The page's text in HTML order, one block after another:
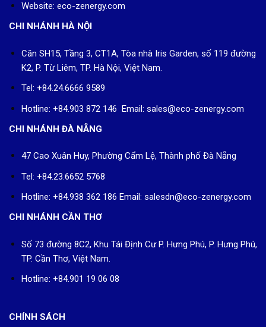
Website: eco-zenergy.com
CHI NHÁNH HÀ NỘI
Căn SH15, Tầng 3, CT1A, Tòa nhà Iris Garden, số 119 đường
K2, P. Từ Liêm, TP. Hà Nội, Việt Nam.
Tel: +84.24.6666 9589
Hotline: +84.903 872 146 Email: sales@eco-zenergy.com
CHI NHÁNH ĐÀ NẴNG
47 Cao Xuân Huy, Phường Cẩm Lệ, Thành phố Đà Nẵng
Tel: +84.23.6652 5768
Hotline: +84.938 362 186 Email: salesdn@eco-zenergy.com
CHI NHÁNH CẦN THƠ
Số 73 đường 8C2, Khu Tái Định Cư P. Hưng Phú, P. Hưng Phú,
TP. Cần Thơ, Việt Nam.
Hotline: +84.901 19 06 08
CHÍNH SÁCH